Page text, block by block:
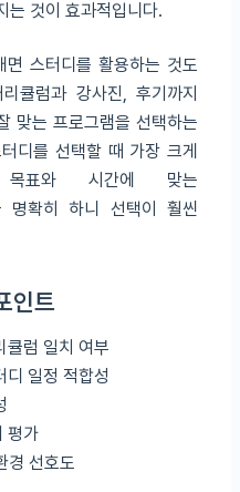
는 것이 효과적입니다.
스터디를 활용하는 것도
큘럼과 강사진, 후기까지
맞는 프로그램을 선택하는
디를 선택할 때 가장 크게
표와 시간에 맞는
명확히 하니 선택이 훨씬
인트
큘럼 일치 여부
디 일정 적합성
평가
경 선호도